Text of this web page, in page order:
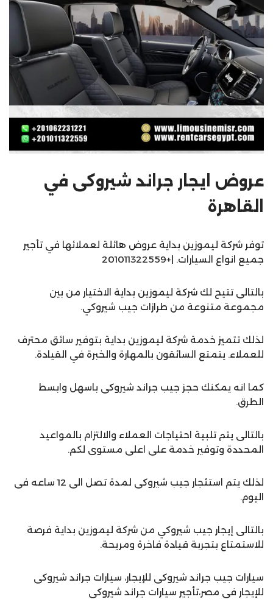
عروض ايجار جراند شيروكى في
القاهرة
توفر شركة ليموزين بداية عروض هائلة لعملائها في تأجير
جميع انواع السيارات. |+201011322559
بالتالى تتيح لك شركة ليموزين بداية الاختيار من بين
مجموعة متنوعة من طرازات جيب شيروكي.
لذلك تتميز خدمة شركة ليموزين بداية بتوفير سائق محترف
للعملاء. يتمتع السائقون بالمهارة والخبرة في القيادة.
كما انه يمكنك حجز جيب جراند شيروكى باسهل وابسط
الطرق.
بالتالى يتم تلبية احتياجات العملاء والالتزام بالمواعيد
المحددة وتوفير خدمة على اعلى مستوى لكم.
لذلك يتم استئجار جيب شيروكى لمدة تصل الى 12 ساعه فى
اليوم.
بالتالى إيجار جيب شيروكي من شركة ليموزين بداية فرصة
للاستمتاع بتجربة قيادة فاخرة ومريحة.
سيارات جيب جراند شيروكى للإيجار، سيارات جراند شيروكى
للإيجار فى مصر،تأجير سيارات جراند شيروكى